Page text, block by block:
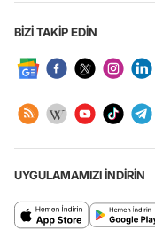
BİZİ TAKİP EDİN
UYGULAMAMIZI İNDİRİN